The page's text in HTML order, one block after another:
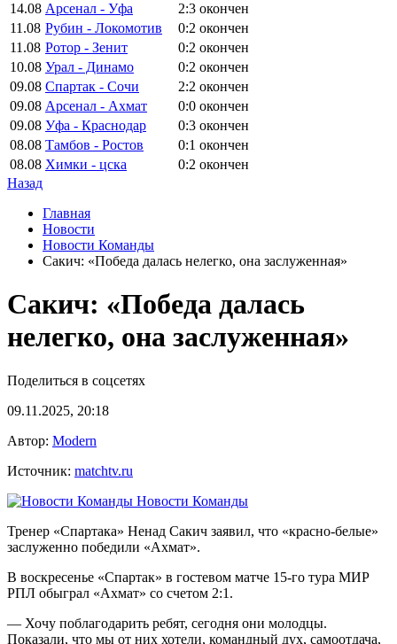
14.08 Арсенал - Уфа 2:3 окончен
11.08 Рубин - Локомотив 0:2 окончен
11.08 Ротор - Зенит 0:2 окончен
10.08 Урал - Динамо 0:2 окончен
09.08 Спартак - Сочи 2:2 окончен
09.08 Арсенал - Ахмат 0:0 окончен
09.08 Уфа - Краснодар 0:3 окончен
08.08 Тамбов - Ростов 0:1 окончен
08.08 Химки - цска 0:2 окончен
Назад
Главная
Новости
Новости Команды
Сакич: «Победа далась нелегко, она заслуженная»
Сакич: «Победа далась
нелегко, она заслуженная»
Поделиться в соцсетях
09.11.2025, 20:18
Автор: Modern
Источник: matchtv.ru
Новости Команды
Тренер «Спартака» Ненад Сакич заявил, что «красно‑белые»
заслуженно победили «Ахмат».
В воскресенье «Спартак» в гостевом матче 15‑го тура МИР
РПЛ обыграл «Ахмат» со счетом 2:1.
— Хочу поблагодарить ребят, сегодня они молодцы.
Показали, что мы от них хотели, командный дух, самоотдача,